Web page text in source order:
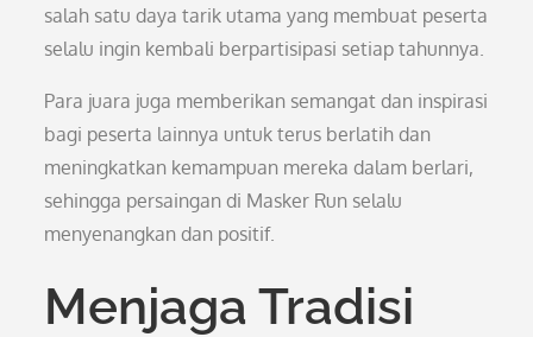
salah satu daya tarik utama yang membuat peserta
selalu ingin kembali berpartisipasi setiap tahunnya.
Para juara juga memberikan semangat dan inspirasi
bagi peserta lainnya untuk terus berlatih dan
meningkatkan kemampuan mereka dalam berlari,
sehingga persaingan di Masker Run selalu
menyenangkan dan positif.
Menjaga Tradisi